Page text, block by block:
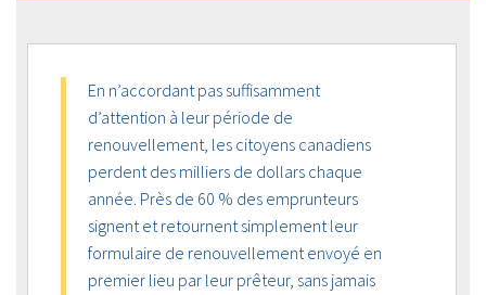
En n’accordant pas suffisamment
d’attention à leur période de
renouvellement, les citoyens canadiens
perdent des milliers de dollars chaque
année. Près de 60 % des emprunteurs
signent et retournent simplement leur
formulaire de renouvellement envoyé en
premier lieu par leur prêteur, sans jamais